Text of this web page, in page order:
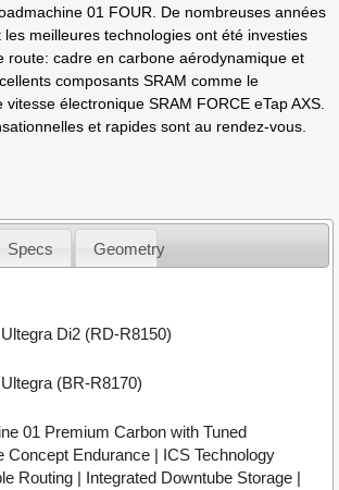
01 FOUR. De nombreuses années
les meilleures technologies ont été investies
route: cadre en carbone aérodynamique et
composants SRAM comme le
électronique SRAM FORCE eTap AXS.
et rapides sont au rendez-vous.
Specs Geometry
Di2 (RD-R8150)
(BR-R8170)
01 Premium Carbon with Tuned
Concept Endurance | ICS Technology
Routing | Integrated Downtube Storage |